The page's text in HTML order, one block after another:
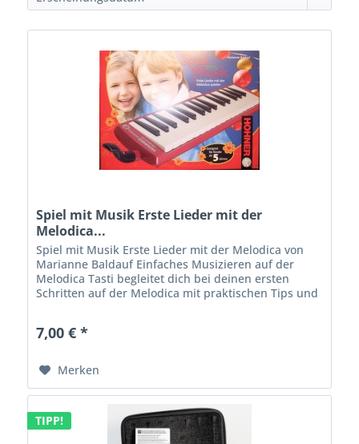
Spiel mit Musik Erste Lieder mit der
Melodica...
Spiel mit Musik Erste Lieder mit der Melodica von
Marianne Baldauf Einfaches Musizieren auf der
Melodica Tasti begleitet dich bei deinen ersten
Schritten auf der Melodica mit praktischen Tips und
7,00 € *
Merken
TIPP!